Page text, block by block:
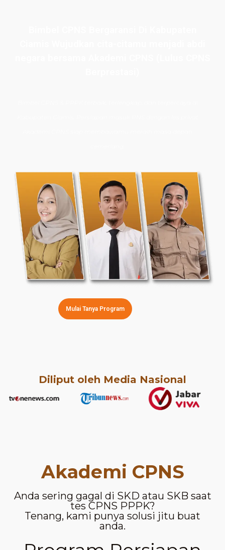
Mulai Tanya Program
Diliput oleh Media Nasional
Akademi CPNS
Anda sering gagal di SKD atau SKB saat
tes CPNS PPPK?
Tenang, kami punya solusi jitu buat
anda.